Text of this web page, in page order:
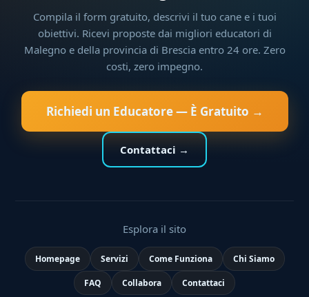
Compila il form gratuito, descrivi il tuo cane e i tuoi
obiettivi. Ricevi proposte dai migliori educatori di
Malegno e della provincia di Brescia entro 24 ore. Zero
costi, zero impegno.
Richiedi un Educatore — È Gratuito →
Contattaci →
Esplora il sito
Homepage Servizi Come Funziona Chi Siamo
FAQ Collabora Contattaci